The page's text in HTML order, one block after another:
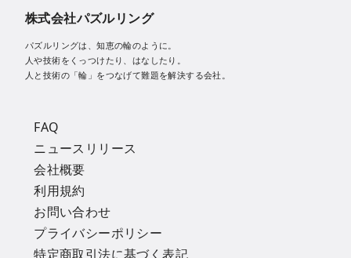
株式会社パズルリング
パズルリングは、知恵の輪のように。
人や技術をくっつけたり、はなしたり。
人と技術の「輪」をつなげて難題を解決する会社。
FAQ
ニュースリリース
会社概要
利用規約
お問い合わせ
プライバシーポリシー
特定商取引法に基づく表記